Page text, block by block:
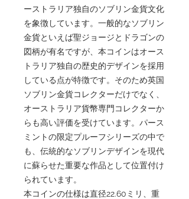
ーストラリア独自のソブリン金貨文化
を象徴しています。一般的なソブリン
金貨といえば聖ジョージとドラゴンの
図柄が有名ですが、本コインはオース
トラリア独自の歴史的デザインを採用
している点が特徴です。そのため英国
ソブリン金貨コレクターだけでなく、
オーストラリア貨幣専門コレクターか
らも高い評価を受けています。パース
ミントの限定プルーフシリーズの中で
も、伝統的なソブリンデザインを現代
に蘇らせた重要な作品として位置付け
られています。
本コインの仕様は直径22.60ミリ、重